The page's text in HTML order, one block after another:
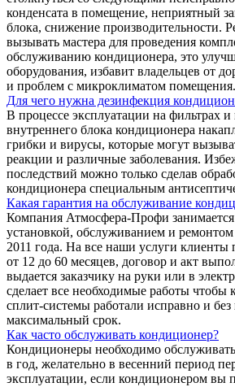
конденсата в помещение, неприятный
блока, снижение производительности.
вызывать мастера для проведения
обслуживанию кондиционера, это
оборудования, избавит владельцев от
и проблем с микроклиматом помещения.
Для чего нужна дезинфекция
В процессе эксплуатации на фильтрах и
внутреннего блока кондиционера
грибки и вирусы, которые могут
реакции и различные заболевания.
последствий можно только сделав
кондиционера специальным
Какая гарантия на обслуживание
Компания Атмосфера-Профи
установкой, обслуживанием и
2011 года. На все наши услуги клиенты
от 12 до 60 месяцев, договор и акт
выдается заказчику на руки или в
сделает все необходимые работы чтобы
сплит-системы работали исправно и без
максимальный срок.
Как часто обслуживать кондиционер?
Кондиционеры необходимо
в год, желательно в весенний период
эксплуатации, если кондиционером вы